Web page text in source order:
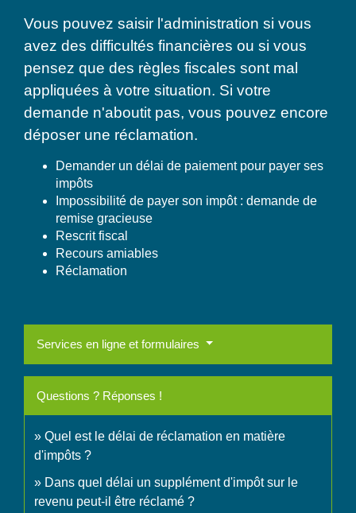
Vous pouvez saisir l'administration si vous
avez des difficultés financières ou si vous
pensez que des règles fiscales sont mal
appliquées à votre situation. Si votre
demande n'aboutit pas, vous pouvez encore
déposer une réclamation.
Demander un délai de paiement pour payer ses
impôts
Impossibilité de payer son impôt : demande de
remise gracieuse
Rescrit fiscal
Recours amiables
Réclamation
Services en ligne et formulaires
Questions ? Réponses !
Quel est le délai de réclamation en matière
d'impôts ?
Dans quel délai un supplément d'impôt sur le
revenu peut-il être réclamé ?